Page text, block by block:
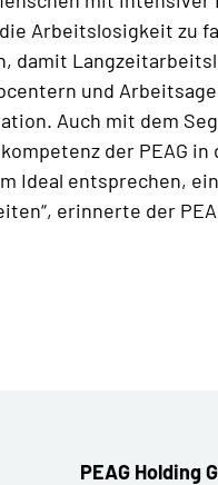
Arbeitslosigkeit zu
damit
und
Auch mit dem
der PEAG
Ideal entsprechen,
erinnerte der
PEAG Holding